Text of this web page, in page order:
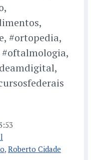
#ortopedia,
, Roberto Cidade